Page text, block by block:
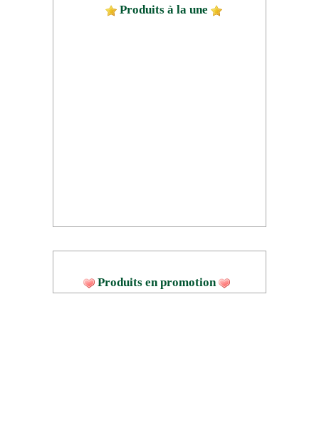
Produits à la une
Produits en promotion